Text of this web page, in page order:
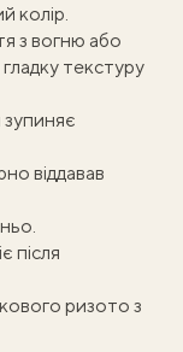
колір.
з вогню або
текстуру
віддавав
після
ризото з